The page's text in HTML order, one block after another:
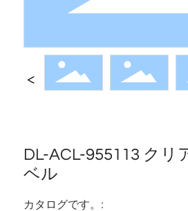
ニュースです
DL-ACL-955113 クリ
ベル
カタログです。: